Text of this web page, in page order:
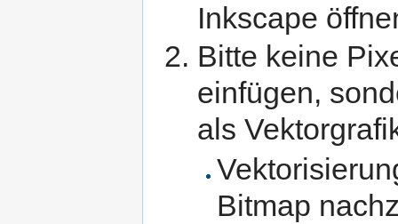
Inkscape
Bitte keine
einfügen,
als
Bitmap